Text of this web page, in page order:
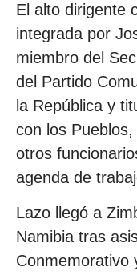
El alto dirigente
integrada por
miembro del
del Partido
la República y
con los
otros
agenda de
Lazo llegó a
Namibia tras
Conmemorativo